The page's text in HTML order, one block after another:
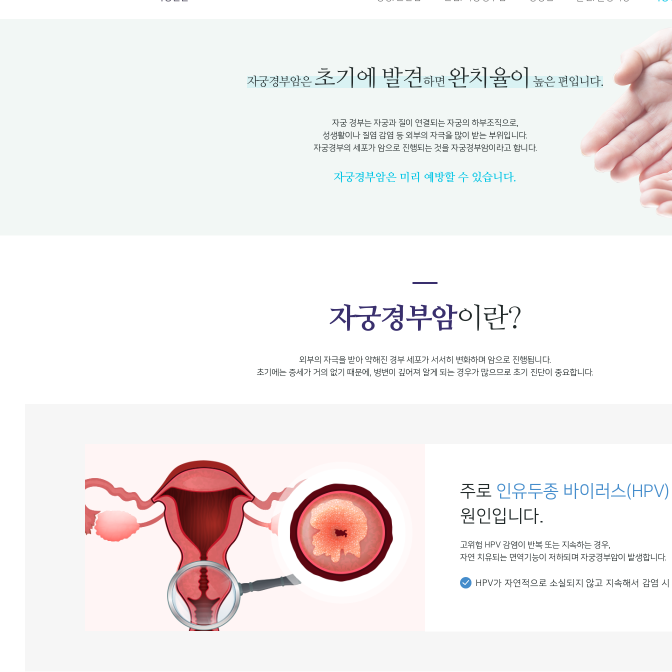
자궁경부암은 초기에 발견하면 완치율이 높은 편입니다.
자궁 경부는 자궁과 질이 연결되는 자궁의 하부조직으로,
성생활이나 질염 감염 등 외부의 자극을 많이 받는 부위입니다.
자궁경부의 세포가 암으로 진행되는 것을 자궁경부암이라고 합니다.
자궁경부암은 미리 예방할 수 있습니다.
자궁경부암이란?
외부의 자극을 받아 약해진 경부 세포가 서서히 변화하며 암으로 진행됩니다.
초기에는 증세가 거의 없기 때문에, 병변이 깊어져 알게 되는 경우가 많으므로 초기 진단이 중요합니다.
주로 인유두종 바이러스
원인입니다.
고위험 HPV 감염이 반복 또는 지속하는 경우,
자연 치유되는 면역기능이 저하되며 자궁경부암이 발생합니다.
HPV가 자연적으로 소실되지 않고 지속해서 감염